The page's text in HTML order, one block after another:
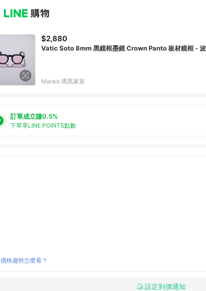
$2,880
Vatic Soto 8mm 黑鏡框墨鏡 Crown Panto 板材鏡框 -
Marais 瑪黑家居
訂單成立賺0.5%
下單享LINE POINTS點數
價格趨勢怎麼看？
設定到價通知